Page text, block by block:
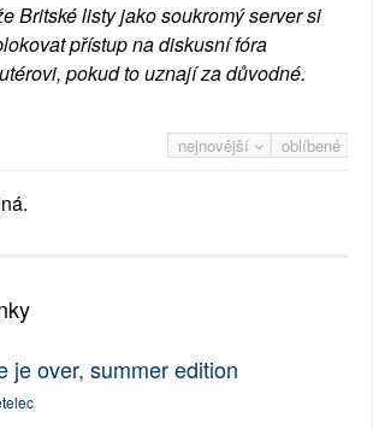
Britské listy jako soukromý server si
přístup na diskusní fóra
pokud to uznají za důvodné.
nejnovější oblíbené
je over, summer edition